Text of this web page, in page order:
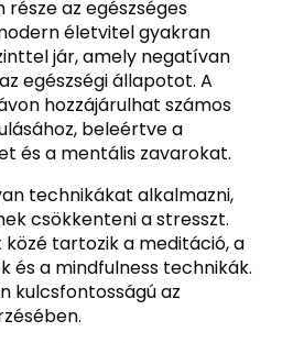
az egészséges
életvitel gyakran
jár, amely negatívan
egészségi állapotot. A
hozzájárulhat számos
beleértve a
és a mentális zavarokat.
technikákat alkalmazni,
csökkenteni a stresszt.
közé tartozik a meditáció, a
és a mindfulness technikák.
kulcsfontosságú az